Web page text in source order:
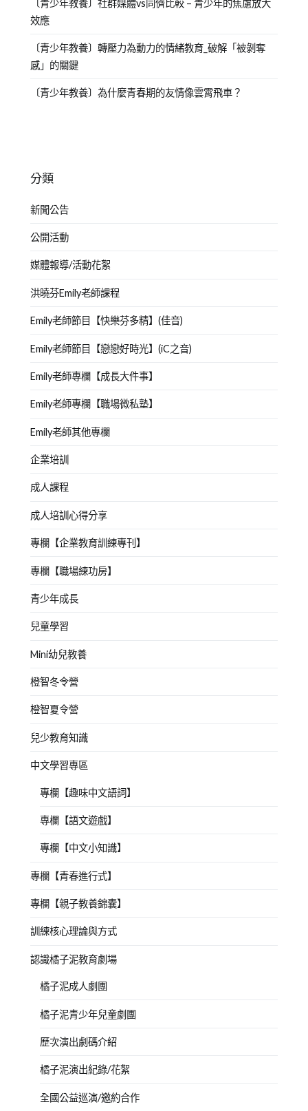
〔青少年教養〕社群媒體vs同儕比較 – 青少年的焦慮放大
效應
〔青少年教養〕轉壓力為動力的情緒教育_破解「被剝奪
感」的關鍵
〔青少年教養〕為什麼青春期的友情像雲霄飛車？
分類
新聞公告
公開活動
媒體報導/活動花絮
洪曉芬Emily老師課程
Emily老師節目【快樂芬多精】(佳音)
Emily老師節目【戀戀好時光】(iC之音)
Emily老師專欄【成長大件事】
Emily老師專欄【職場微私塾】
Emily老師其他專欄
企業培訓
成人課程
成人培訓心得分享
專欄【企業教育訓練專刊】
專欄【職場練功房】
青少年成長
兒童學習
Mini幼兒教養
橙智冬令營
橙智夏令營
兒少教育知識
中文學習專區
專欄【趣味中文語詞】
專欄【語文遊戲】
專欄【中文小知識】
專欄【青春進行式】
專欄【親子教養錦囊】
訓練核心理論與方式
認識橘子泥教育劇場
橘子泥成人劇團
橘子泥青少年兒童劇團
歷次演出劇碼介紹
橘子泥演出紀錄/花絮
全國公益巡演/邀約合作